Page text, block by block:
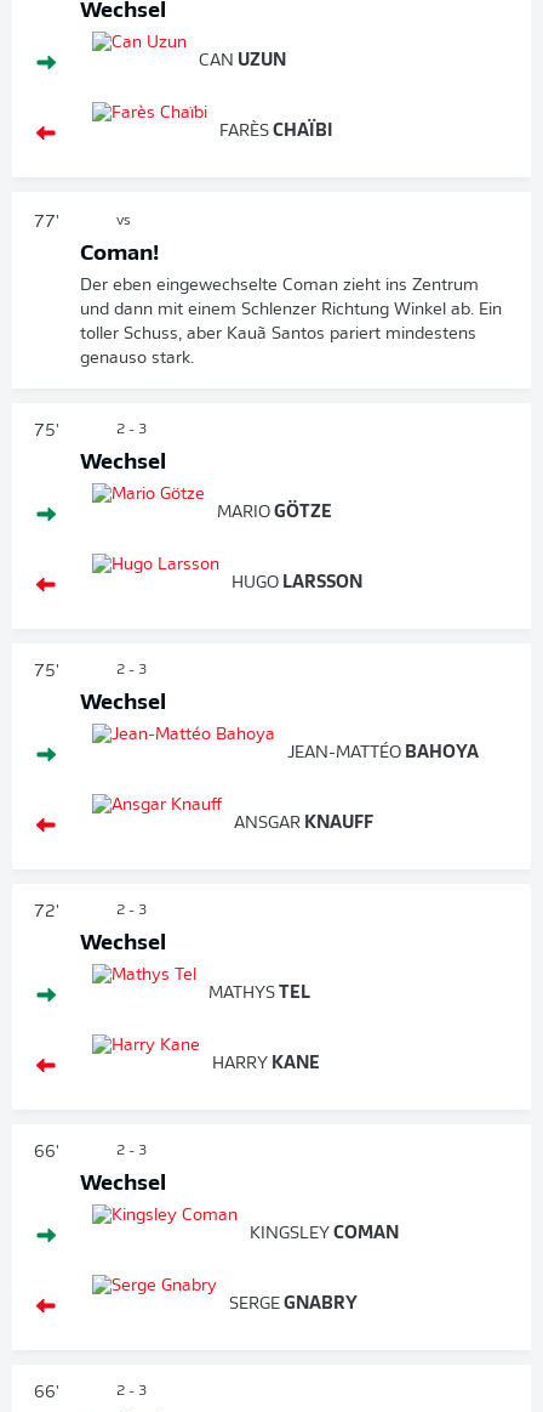
Wechsel
CAN UZUN
FARÈS CHAÏBI
77' vs
Coman!
Der eben eingewechselte Coman zieht ins Zentrum
und dann mit einem Schlenzer Richtung Winkel ab. Ein
toller Schuss, aber Kauã Santos pariert mindestens
genauso stark.
75' 2 - 3
Wechsel
MARIO GÖTZE
HUGO LARSSON
75' 2 - 3
Wechsel
JEAN-MATTÉO BAHOYA
ANSGAR KNAUFF
72' 2 - 3
Wechsel
MATHYS TEL
HARRY KANE
66' 2 - 3
Wechsel
KINGSLEY COMAN
SERGE GNABRY
66' 2 - 3